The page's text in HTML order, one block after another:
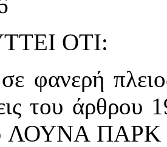
ΟΤΙ:
σε φανερή
του
ΛΟΥΝΑ ΠΑΡΚ